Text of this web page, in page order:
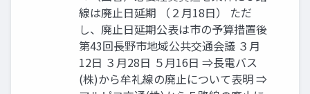
線は廃止日延期 （２月18日） ただ
し、廃止日延期公表は市の予算措置後
第43回長野市地域公共交通会議 ３月
12日 ３月28日 ５月16日 ⇒長電バス
(株)から牟礼線の廃止について表明 ⇒